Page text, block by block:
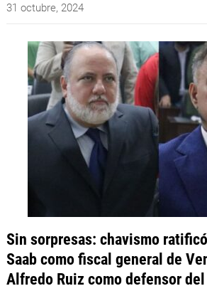
31 octubre, 2024
Sin sorpresas: chavismo
Saab como fiscal general de
Alfredo Ruiz como defensor